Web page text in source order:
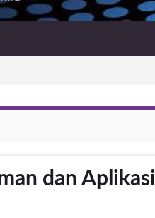
dan Aplikasi